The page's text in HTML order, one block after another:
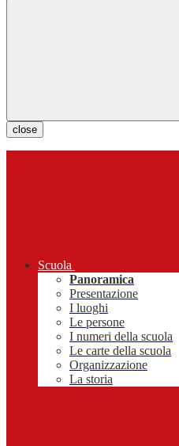
close
Scuola
Panoramica
Presentazione
I luoghi
Le persone
I numeri della scuola
Le carte della scuola
Organizzazione
La storia